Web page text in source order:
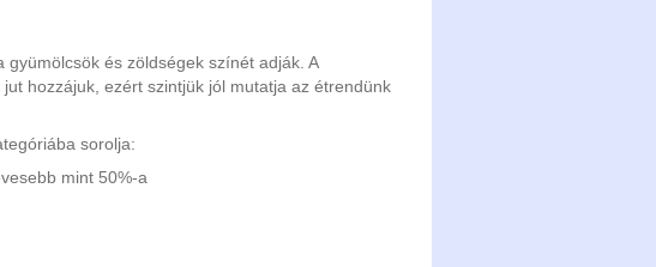
és zöldségek színét adják. A
hozzájuk, ezért szintjük jól mutatja az étrendünk
sorolja:
mint 50%-a